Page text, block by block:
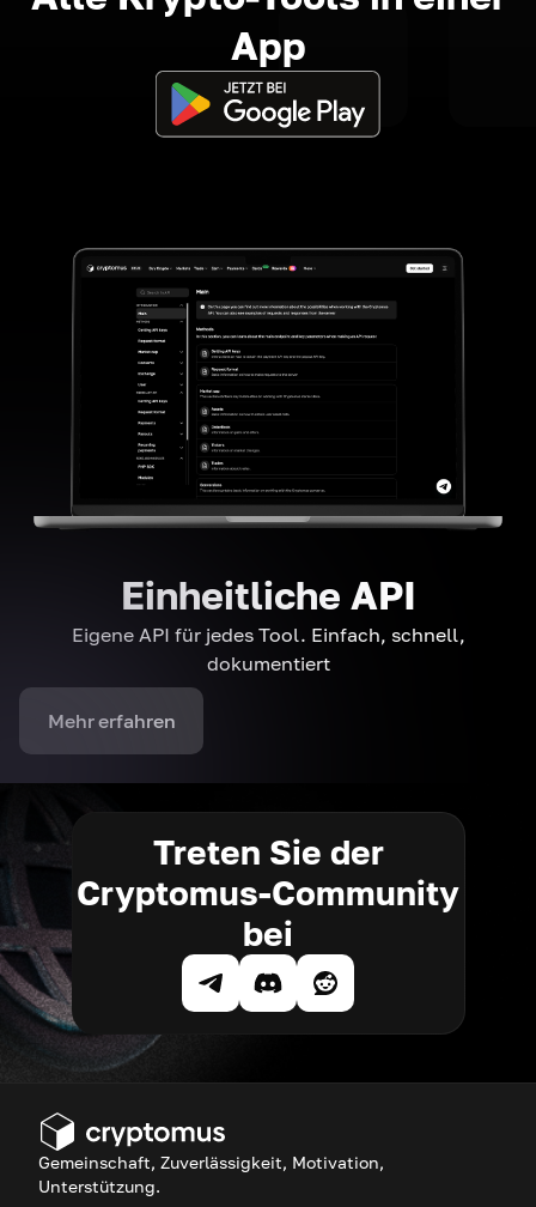
App
Einheitliche API
Eigene API für jedes Tool. Einfach, schnell,
dokumentiert
Mehr erfahren
Treten Sie der
Cryptomus-Community
bei
Gemeinschaft, Zuverlässigkeit, Motivation,
Unterstützung.